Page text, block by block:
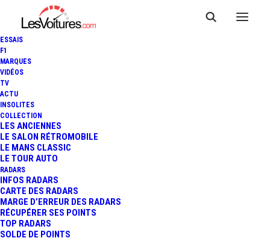
ESSAIS
F1
MARQUES
VIDÉOS
TV
ACTU
INSOLITES
COLLECTION
LES ANCIENNES
LE SALON RÉTROMOBILE
LE MANS CLASSIC
LE TOUR AUTO
RADARS
INFOS RADARS
CARTE DES RADARS
MARGE D’ERREUR DES RADARS
RÉCUPÉRER SES POINTS
TOP RADARS
SOLDE DE POINTS
25 avril 2026